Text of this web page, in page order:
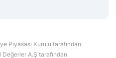
Piyasası Kurulu tarafından
A.Ş tarafından